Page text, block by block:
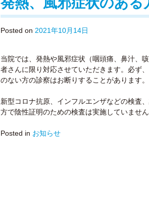
Posted on 2021年10月14日
当院では、発熱や風邪症状（咽頭痛、鼻汁、
者さんに限り対応させていただきます。必ず
のない方の診察はお断りすることがあります。
新型コロナ抗原、インフルエンザなどの検査
方で陰性証明のための検査は実施していませ
Posted in お知らせ